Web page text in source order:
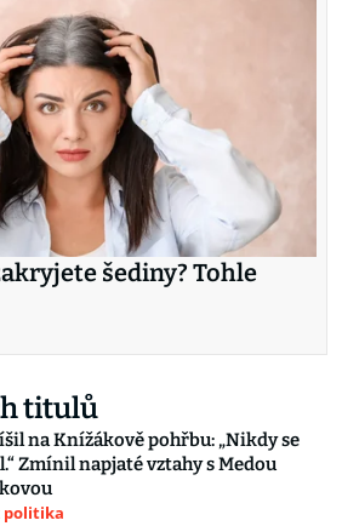
šediny? Tohle
titulů
na Knížákově pohřbu: „Nikdy se
Zmínil napjaté vztahy s Medou
politika